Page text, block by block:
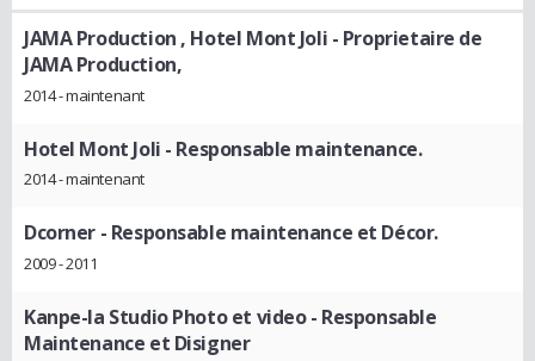
JAMA Production , Hotel Mont Joli - Proprietaire de
JAMA Production,
2014 - maintenant
Hotel Mont Joli - Responsable maintenance.
2014 - maintenant
Dcorner - Responsable maintenance et Décor.
2009 - 2011
Kanpe-la Studio Photo et video- Responsable
Maintenance et Disigner